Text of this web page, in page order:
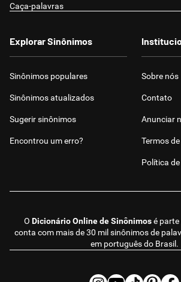
Caça-palavras
O Dicionário Online de Sinônimosé parte
conta com mais de 30 mil sinônimos de
em português do Brasil.
Explorar Sinônimos
Sinônimos populares
Sinônimos atualizados
Sugerir sinônimos
Encontrou um erro?
Sobre nós
Contato
Anunciar
Termos
Política